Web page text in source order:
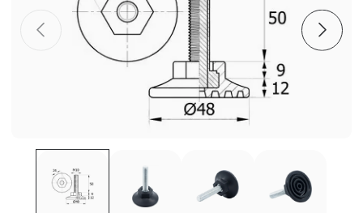
Пластиковые столешницы для школьных парт
Комплектующие для мебели
Система выравнивания плитки